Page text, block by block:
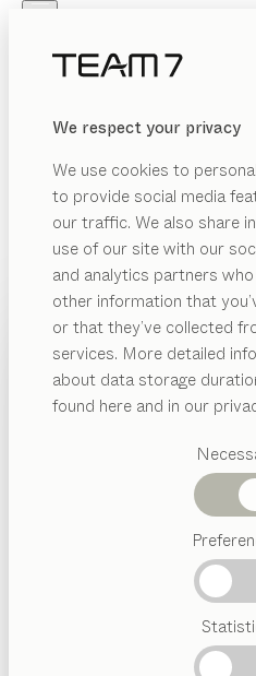
We respect your privacy
We use cookies to
to provide social media
our traffic. We also share
use of our site with our
and analytics partners
other information that
or that they’ve collected
services. More detailed
about data storage
found here and in our
PRODUKTE
INSPIRATION
HÄNDLER
Vorgeschlagene
Kategorien
Österreichisches
Handwerk
PRODUKTE
INSPIRATION
ÜBER UNS